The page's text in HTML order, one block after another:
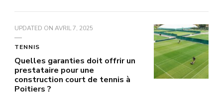
UPDATED ON AVRIL 7, 2025
TENNIS
Quelles garanties doit offrir un
prestataire pour une
construction court de tennis à
Poitiers ?